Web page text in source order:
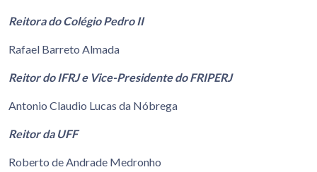
Reitora do Colégio Pedro II
Rafael Barreto Almada
Reitor do IFRJ e Vice-Presidente do FRIPERJ
Antonio Claudio Lucas da Nóbrega
Reitor da UFF
Roberto de Andrade Medronho